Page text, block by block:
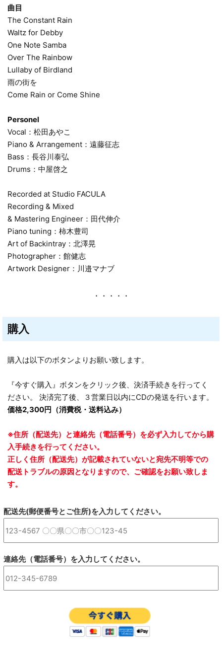
曲目
The Constant Rain
Waltz for Debby
One Note Samba
Over The Rainbow
Lullaby of Birdland
雨の街を
Come Rain or Come Shine
Personel
Vocal：松田あやこ
Piano & Arrangement：遠藤征志
Bass：長谷川泰弘
Drums：中屋啓之
Recorded at Studio FACULA
Recording & Mixed
& Mastering Engineer：田代伸介
Piano tuning：柿木豊司
Art of Backintray：北澤晃
Photographer：館健志
Artwork Designer：川邉マナブ
・・・・・
購入
購入は以下のボタンよりお願い致します。
『今すぐ購入』ボタンをクリック後、決済手続きを行ってく
ださい。 決済完了後、３営業日以内にCDの発送を行います。
価格2,300円（消費税・送料込み）
※住所（配送先）と連絡先（電話番号）を必ず入力してから購
入手続きを行ってください。
正しく住所（配送先）が記載されていないと宛先不明等での
配送トラブルの原因となりますので、ご確認をお願い致しま
す。
配送先(郵便番号とご住所)を入力してください。
連絡先（電話番号）を入力してください。